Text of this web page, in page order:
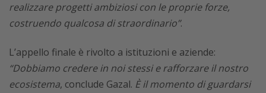
realizzare progetti ambiziosi con le proprie forze,
costruendo qualcosa di straordinario”.
L’appello finale è rivolto a istituzioni e aziende:
“Dobbiamo credere in noi stessi e rafforzare il nostro
ecosistema, conclude Gazal. È il momento di guardarsi